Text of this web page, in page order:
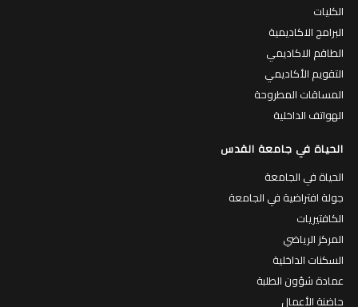
الكليات
البرامج الاكاديمية
الطاقم الاكاديمي
التقويم الأكاديمي
المساقات المطروحة
الهواتف الداخلية
الحياة في جامعة القدس
الحياة في الجامعة
جولة افتراضية في الجامعة
الكافتيريات
المركز الرياضي
السكنات الداخلية
عمادة شؤون الطلبة
حاضنة الأعمال